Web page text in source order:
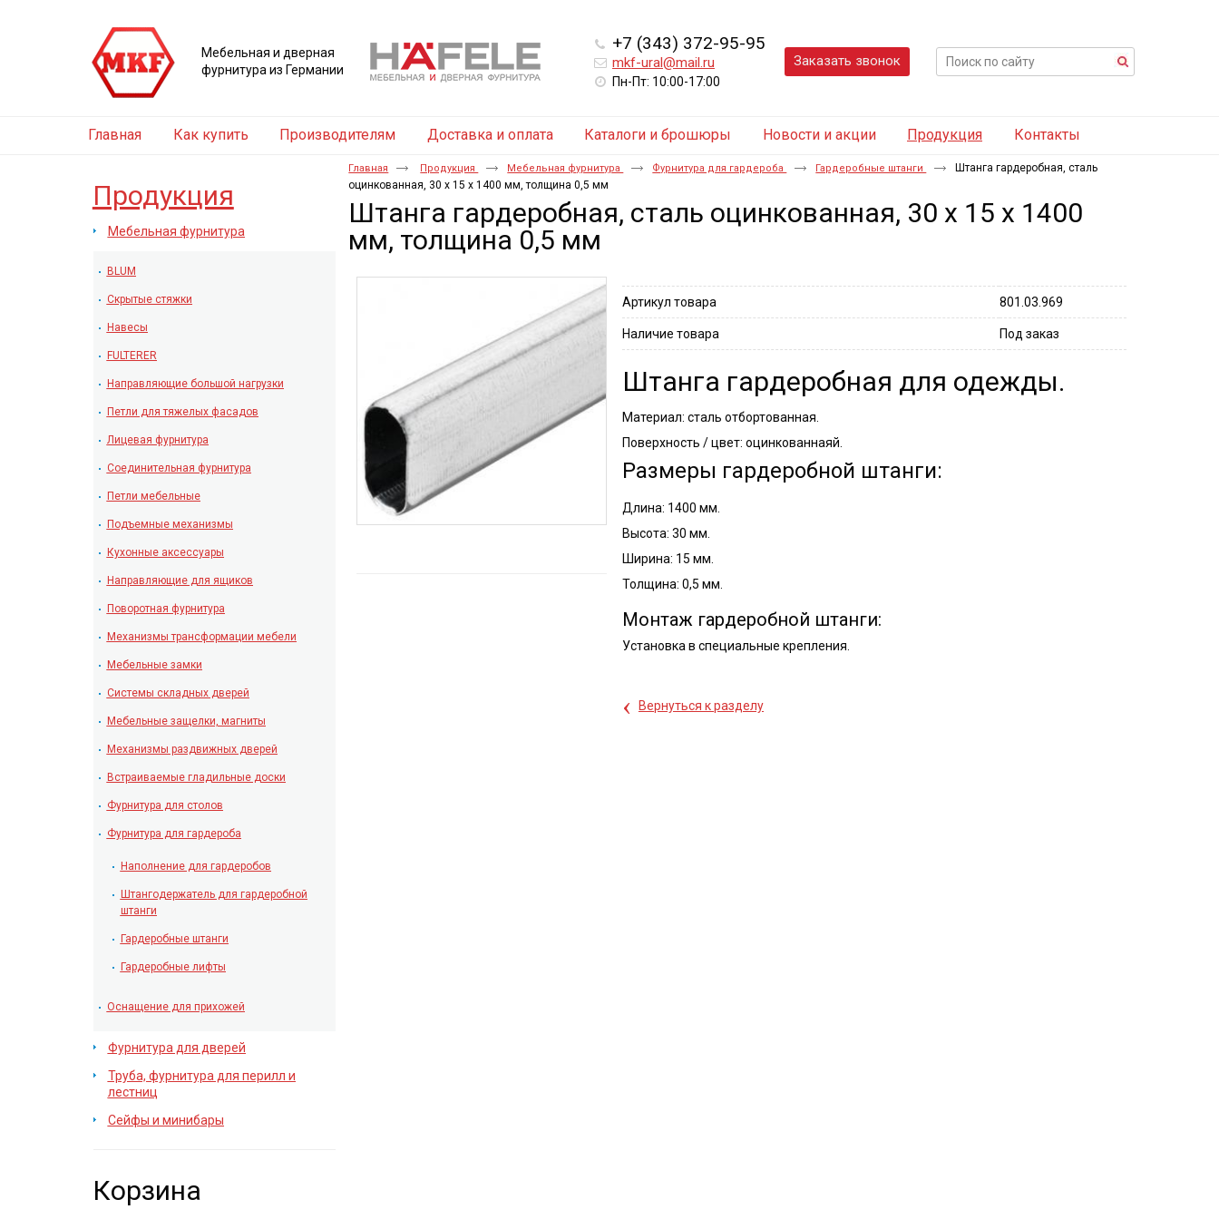
+7 (343) 372-95-95
mkf-ural@mail.ru
Пн-Пт: 10:00-17:00
Заказать звонок
Мебельная и дверная
фурнитура из Германии
Главная Как купить Производителям Доставка и оплата Каталоги и брошюры Новости и акции Продукция Контакты
Продукция
Мебельная фурнитура
BLUM
Скрытые стяжки
Навесы
FULTERER
Направляющие большой нагрузки
Петли для тяжелых фасадов
Лицевая фурнитура
Соединительная фурнитура
Петли мебельные
Подъемные механизмы
Кухонные аксессуары
Направляющие для ящиков
Поворотная фурнитура
Механизмы трансформации мебели
Мебельные замки
Системы складных дверей
Мебельные защелки, магниты
Механизмы раздвижных дверей
Встраиваемые гладильные доски
Фурнитура для столов
Фурнитура для гардероба
Наполнение для гардеробов
Штангодержатель для гардеробной
штанги
Гардеробные штанги
Гардеробные лифты
Оснащение для прихожей
Фурнитура для дверей
Труба, фурнитура для перилл и
лестниц
Сейфы и минибары
Корзина
Главная Продукция Мебельная фурнитура Фурнитура для гардероба Гардеробные штанги
Штанга гардеробная, сталь
оцинкованная, 30 х 15 х 1400 мм, толщина 0,5 мм
Штанга гардеробная, сталь оцинкованная, 30 х 15 х 1400
мм, толщина 0,5 мм
Артикул товара 801.03.969
Наличие товара Под заказ
Штанга гардеробная для одежды.
Материал: сталь отбортованная.
Поверхность / цвет: оцинкованнаяй.
Размеры гардеробной штанги:
Длина: 1400 мм.
Высота: 30 мм.
Ширина: 15 мм.
Толщина: 0,5 мм.
Монтаж гардеробной штанги:
Установка в специальные крепления.
‹ Вернуться к разделу